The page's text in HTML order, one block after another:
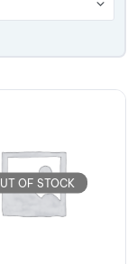
OF STOCK